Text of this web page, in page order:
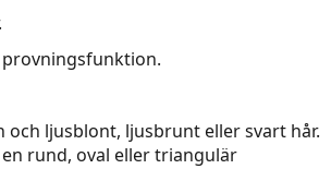
provningsfunktion.
ljusblont, ljusbrunt eller svart hår.
rund, oval eller triangulär